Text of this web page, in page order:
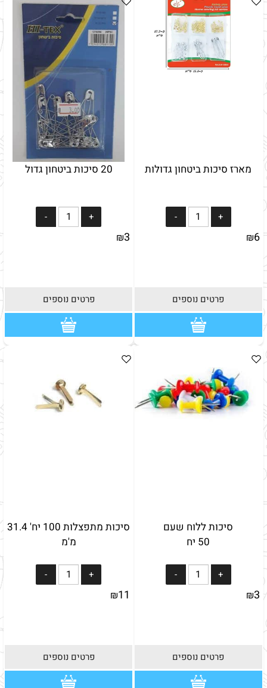
מארז סיכות ביטחון גדולות
₪6
פרטים נוספים
20 סיכות ביטחון גדול
₪3
פרטים נוספים
סיכות ללוח שעם
50 יח
₪3
פרטים נוספים
סיכות מתפצלות 100 יח' 31.4
מ'מ
₪11
פרטים נוספים